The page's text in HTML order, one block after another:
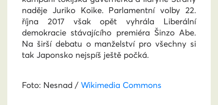
naděje Juriko Koike. Parlamentní volby 22.
října 2017 však opět vyhrála Liberální
demokracie stávajícího premiéra Šinzo Abe.
Na širší debatu o manželství pro všechny si
tak Japonsko nejspíš ještě počká.
Foto: Nesnad / Wikimedia Commons